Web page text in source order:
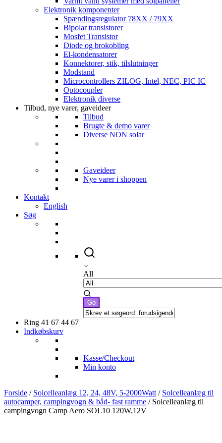
Elektronik komponenter
Spændingsregulator 78XX / 79XX
Bipolar transistorer
Mosfet Transistor
Diode og brokobling
El-kondensatorer
Konnektorer, stik, tilslutninger
Modstand
Microcontrollers ZILOG, Intel, NEC, PIC IC
Optocoupler
Elektronik diverse
Tilbud, nye varer, gaveideer
Tilbud
Brugte & demo varer
Diverse NON solar
Gaveideer
Nye varer i shoppen
Kontakt
English
Søg
All
Ring 41 67 44 67
Indkøbskurv
Kasse/Checkout
Min konto
Forside / Solcelleanlæg 12, 24, 48V, 5-2000Watt / Solcelleanlæg til
autocamper, campingvogn & båd- fast ramme / Solcelleanlæg til
campingvogn Camp Aero SOL10 120W,12V